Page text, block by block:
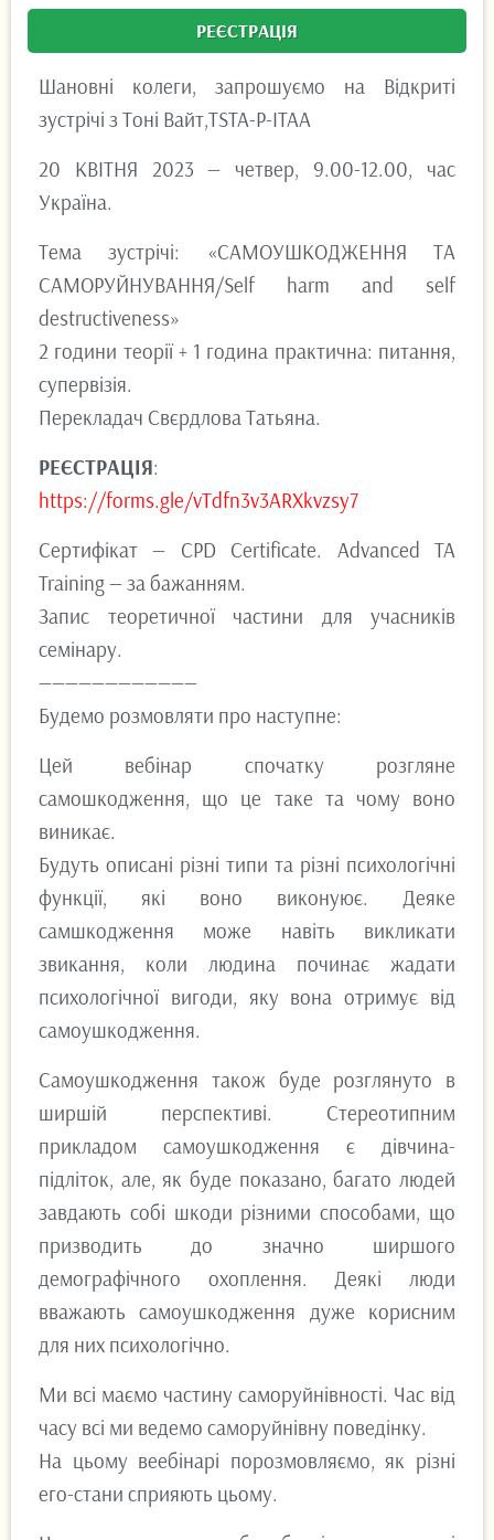
РЕЄСТРАЦІЯ
Шановні колеги, запрошуємо на Відкриті
зустрічі з Тоні Вайт,TSTA-P-ITAA
20 КВІТНЯ 2023 — четвер, 9.00-12.00, час
Україна.
Тема зустрічі: «САМОУШКОДЖЕННЯ ТА
САМОРУЙНУВАННЯ/Self harm and self
destructiveness»
2 години теорії + 1 година практична: питання,
супервізія.
Перекладач Свєрдлова Татьяна.
РЕЄСТРАЦІЯ:
https://forms.gle/vTdfn3v3ARXkvzsy7
Сертифікат — CPD Certificate. Аdvanced TA
Training — за бажанням.
Запис теоретичної частини для учасників
семінару.
————————————
Будемо розмовляти про наступне:
Цей вебінар спочатку розгляне
самошкодження, що це таке та чому воно
виникає.
Будуть описані різні типи та різні психологічні
функції, які воно виконуює. Деяке
самшкодження може навіть викликати
звикання, коли людина починає жадати
психологічної вигоди, яку вона отримує від
самоушкодження.
Самоушкодження також буде розглянуто в
ширшій перспективі. Стереотипним
прикладом самоушкодження є дівчина-
підліток, але, як буде показано, багато людей
завдають собі шкоди різними способами, що
призводить до значно ширшого
демографічного охоплення. Деякі люди
вважають самоушкодження дуже корисним
для них психологічно.
Ми всі маємо частину саморуйнівності. Час від
часу всі ми ведемо саморуйнівну поведінку.
На цьому веебінарі порозмовляємо, як різні
его-стани сприяють цьому.